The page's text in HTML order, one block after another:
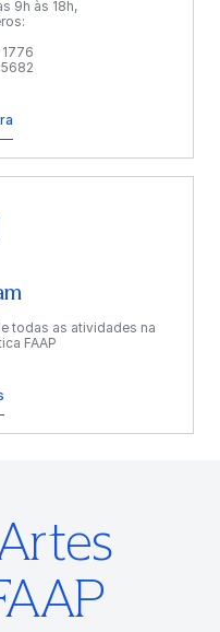
9h às 18h,
1776
5682
todas as atividades na
FAAP